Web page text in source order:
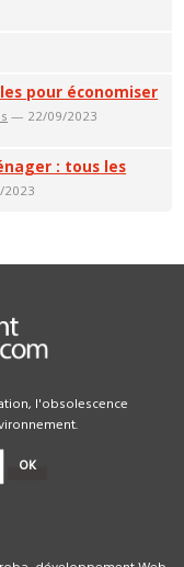
pour économiser
— 22/09/2023
: tous les
l'obsolescence
OK